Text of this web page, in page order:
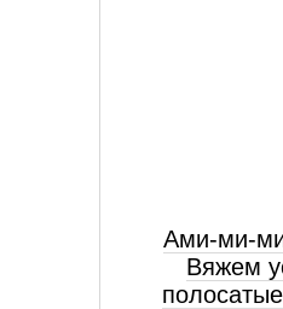
Ами-ми-
Вяжем